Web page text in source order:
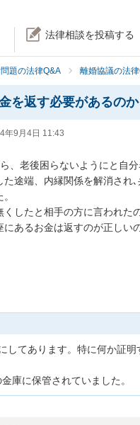
法律相談を投稿する
題の法律Q&A 離婚協議の法
を返す必要があるのか
年9月4日 11:43
、老後困らないようにと自
途端、内縁関係を解消され
したと相手の方に言われた
あるお金は返すのが正しい
してあります。特に何か証
庫に保管されていました。